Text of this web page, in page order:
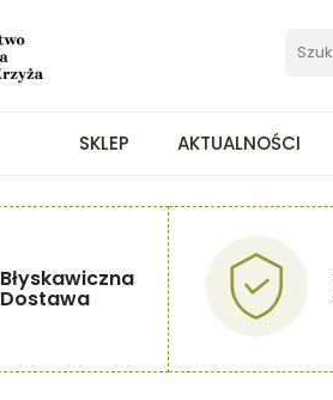
SKLEP AKTUALNOŚCI
Błyskawiczna
Dostawa